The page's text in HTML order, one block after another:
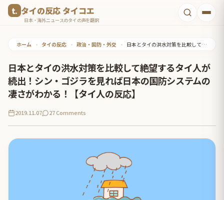
タイの反応 タイコエ
日本・海外ニュースのタイの声を翻訳
ホーム • タイの反応 • 政治・国防・外交 • 日本とタイの洪水対策を比較して絶望するタイ人が続出！シン・ゴジラを見れば日本の国防システムの凄さがわかる！【タイ人の反応】
日本とタイの洪水対策を比較して絶望するタイ人が
続出！シン・ゴジラを見れば日本の国防システムの
凄さがわかる！【タイ人の反応】
2019.11.07 27 Comments